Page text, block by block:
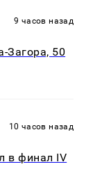
9 часов назад
Загора, 50
10 часов назад
в финал IV